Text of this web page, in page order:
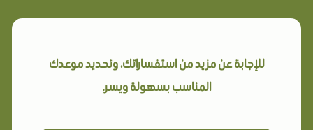
للإجابة عن مزيد من استفساراتك، وتحديد موعدك
المناسب بسهولة ويسر.